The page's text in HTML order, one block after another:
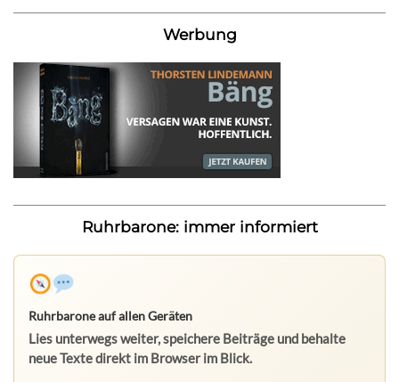
Werbung
Ruhrbarone: immer informiert
Ruhrbarone auf allen Geräten
Lies unterwegs weiter, speichere Beiträge und behalte
neue Texte direkt im Browser im Blick.